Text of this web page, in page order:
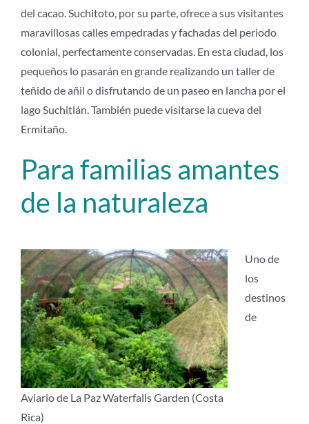
del cacao. Suchitoto, por su parte, ofrece a sus visitantes
maravillosas calles empedradas y fachadas del periodo
colonial, perfectamente conservadas. En esta ciudad, los
pequeños lo pasarán en grande realizando un taller de
teñido de añil o disfrutando de un paseo en lancha por el
lago Suchitlán. También puede visitarse la cueva del
Ermitaño.
Para familias amantes
de la naturaleza
Aviario de La Paz Waterfalls Garden (Costa
Rica)
Uno de
los
destinos
de